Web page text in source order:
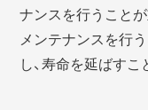
ナンスを行うことが
メンテナンスを行
し、寿命を延ばすこ